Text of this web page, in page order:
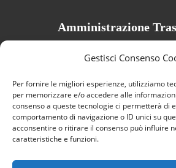
Gestisci Consenso
Per fornire le migliori esperienze, utilizziamo
per memorizzare e/o accedere alle
consenso a queste tecnologie ci permetterà di
comportamento di navigazione o ID unici su
acconsentire o ritirare il consenso può influire
caratteristiche e funzioni.
Amministrazione
Dichiarazione di
Credits